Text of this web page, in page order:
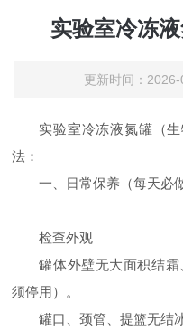
实验室冷冻
更新时间：
实验室冷冻液氮罐（
法：
一、日常保养（每天必
检查外观
罐体外壁无大面积结
须停用）。
罐口、颈管、提篮无结